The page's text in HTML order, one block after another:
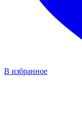
В избранное